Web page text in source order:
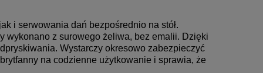
i serwowania dań bezpośrednio na stół.
wykonano z surowego żeliwa, bez emalii. Dzięki
Wystarczy okresowo zabezpieczyć
na codzienne użytkowanie i sprawia, że